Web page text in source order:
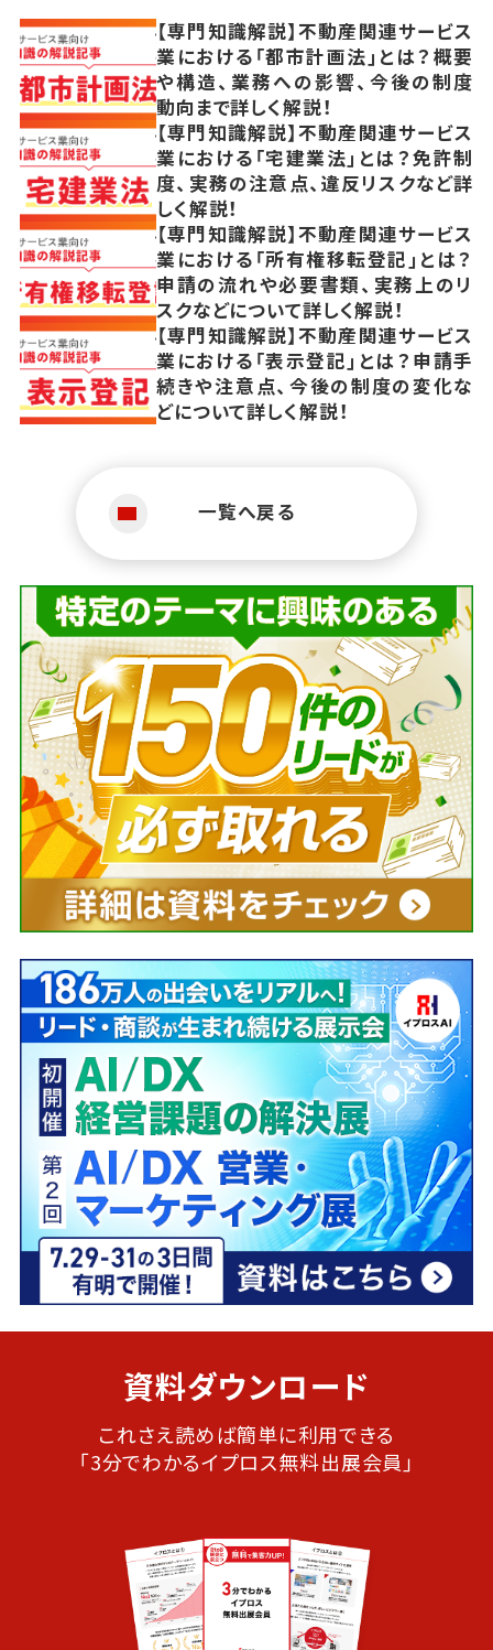
【専門知識解説】不動産関連サービス
業における「都市計画法」とは？概要
や構造、業務への影響、今後の制度
動向まで詳しく解説！
【専門知識解説】不動産関連サービス
業における「宅建業法」とは？免許制
度、実務の注意点、違反リスクなど詳
しく解説！
【専門知識解説】不動産関連サービス
業における「所有権移転登記」とは？
申請の流れや必要書類、実務上のリ
スクなどについて詳しく解説！
【専門知識解説】不動産関連サービス
業における「表示登記」とは？申請手
続きや注意点、今後の制度の変化な
どについて詳しく解説！
一覧へ戻る
資料ダウンロード
これさえ読めば簡単に利用できる
「3分でわかるイプロス無料出展会員」